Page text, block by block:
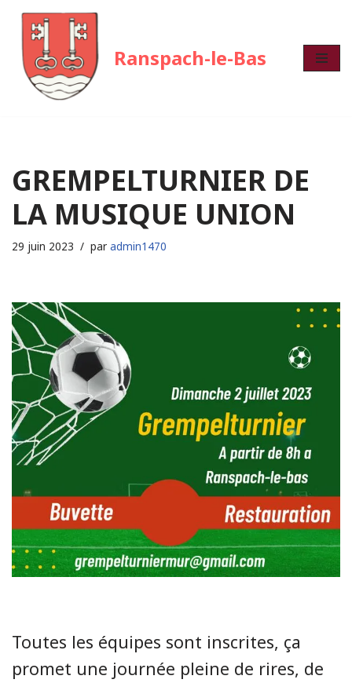
Aller
au
contenu
Ranspach-le-Bas
GREMPELTURNIER DE
LA MUSIQUE UNION
29 juin 2023 par admin1470
Toutes les équipes sont inscrites, ça
promet une journée pleine de rires, de